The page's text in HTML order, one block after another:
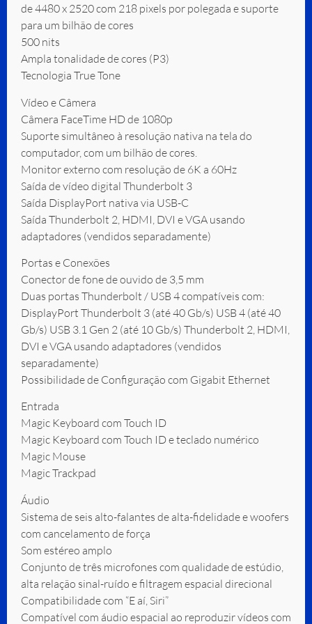
de 4480 x 2520 com 218 pixels por polegada e suporte
para um bilhão de cores
500 nits
Ampla tonalidade de cores (P3)
Tecnologia True Tone
Vídeo e Câmera
Câmera FaceTime HD de 1080p
Suporte simultâneo à resolução nativa na tela do
computador, com um bilhão de cores.
Monitor externo com resolução de 6K a 60Hz
Saída de vídeo digital Thunderbolt 3
Saída DisplayPort nativa via USB-C
Saída Thunderbolt 2, HDMI, DVI e VGA usando
adaptadores (vendidos separadamente)
Portas e Conexões
Conector de fone de ouvido de 3,5 mm
Duas portas Thunderbolt / USB 4 compatíveis com:
DisplayPort Thunderbolt 3 (até 40 Gb/s) USB 4 (até 40
Gb/s) USB 3.1 Gen 2 (até 10 Gb/s) Thunderbolt 2, HDMI,
DVI e VGA usando adaptadores (vendidos
separadamente)
Possibilidade de Configuração com Gigabit Ethernet
Entrada
Magic Keyboard com Touch ID
Magic Keyboard com Touch ID e teclado numérico
Magic Mouse
Magic Trackpad
Áudio
Sistema de seis alto-falantes de alta-fidelidade e woofers
com cancelamento de força
Som estéreo amplo
Conjunto de três microfones com qualidade de estúdio,
alta relação sinal-ruído e filtragem espacial direcional
Compatibilidade com “E aí, Siri”
Compatível com áudio espacial ao reproduzir vídeos com